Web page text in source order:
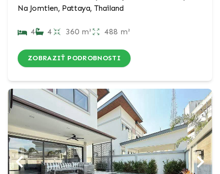
Na Jomtien, Pattaya, Thailand
4 4 360 m² 488 m²
ZOBRAZIŤ PODROBNOSTI